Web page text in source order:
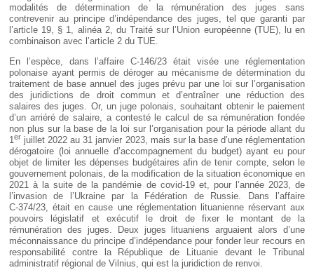
modalités de détermination de la rémunération des juges sans
contrevenir au principe d’indépendance des juges, tel que garanti par
l’article 19, § 1, alinéa 2, du Traité sur l’Union européenne (TUE), lu en
combinaison avec l’article 2 du TUE.
En l’espèce, dans l’affaire C-146/23 était visée une réglementation
polonaise ayant permis de déroger au mécanisme de détermination du
traitement de base annuel des juges prévu par une loi sur l’organisation
des juridictions de droit commun et d’entraîner une réduction des
salaires des juges. Or, un juge polonais, souhaitant obtenir le paiement
d’un arriéré de salaire, a contesté le calcul de sa rémunération fondée
non plus sur la base de la loi sur l’organisation pour la période allant du
1er juillet 2022 au 31 janvier 2023, mais sur la base d’une réglementation
dérogatoire (loi annuelle d’accompagnement du budget) ayant eu pour
objet de limiter les dépenses budgétaires afin de tenir compte, selon le
gouvernement polonais, de la modification de la situation économique en
2021 à la suite de la pandémie de covid-19 et, pour l’année 2023, de
l’invasion de l’Ukraine par la Fédération de Russie. Dans l’affaire
C‑374/23, était en cause une réglementation lituanienne réservant aux
pouvoirs législatif et exécutif le droit de fixer le montant de la
rémunération des juges. Deux juges lituaniens arguaient alors d’une
méconnaissance du principe d’indépendance pour fonder leur recours en
responsabilité contre la République de Lituanie devant le Tribunal
administratif régional de Vilnius, qui est la juridiction de renvoi.